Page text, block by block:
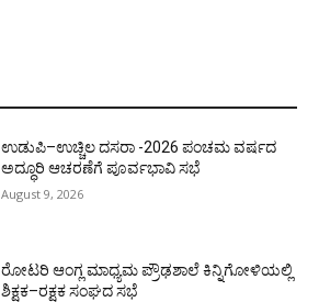
ಉಡುಪಿ–ಉಚ್ಚಿಲ ದಸರಾ -2026 ಪಂಚಮ ವರ್ಷದ
ಅದ್ಧೂರಿ ಆಚರಣೆಗೆ ಪೂರ್ವಭಾವಿ ಸಭೆ
August 9, 2026
ರೋಟರಿ ಆಂಗ್ಲ ಮಾಧ್ಯಮ ಪ್ರೌಢಶಾಲೆ ಕಿನ್ನಿಗೋಳಿಯಲ್ಲಿ
ಶಿಕ್ಷಕ–ರಕ್ಷಕ ಸಂಘದ ಸಭೆ